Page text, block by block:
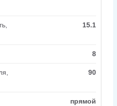
15.1
8
90
прямой